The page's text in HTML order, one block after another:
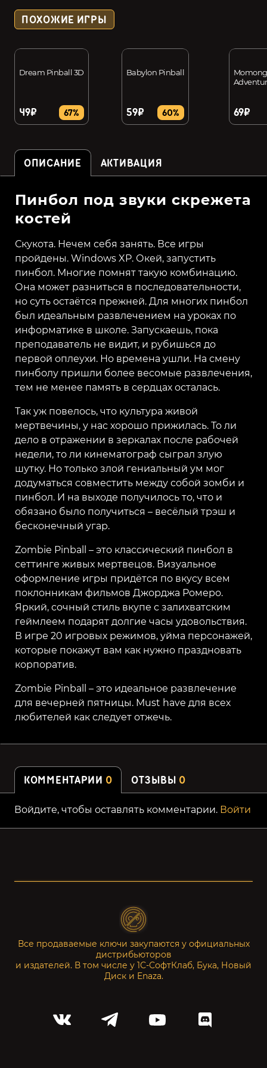
ПОХОЖИЕ ИГРЫ
Dream Pinball 3D
49₽ 67%
Babylon Pinball
59₽ 60% 69₽
ОПИСАНИЕ АКТИВАЦИЯ
Пинбол под звуки скрежета
костей
Скукота. Нечем себя занять. Все игры
пройдены. Windows XP. Окей, запустить
пинбол. Многие помнят такую комбинацию.
Она может разниться в последовательности,
но суть остаётся прежней. Для многих пинбол
был идеальным развлечением на уроках по
информатике в школе. Запускаешь, пока
преподаватель не видит, и рубишься до
первой оплеухи. Но времена ушли. На смену
пинболу пришли более весомые развлечения,
тем не менее память в сердцах осталась.
Так уж повелось, что культура живой
мертвечины, у нас хорошо прижилась. То ли
дело в отражении в зеркалах после рабочей
недели, то ли кинематограф сыграл злую
шутку. Но только злой гениальный ум мог
додуматься совместить между собой зомби и
пинбол. И на выходе получилось то, что и
обязано было получиться – весёлый трэш и
бесконечный угар.
Zombie Pinball – это классический пинбол в
сеттинге живых мертвецов. Визуальное
оформление игры придётся по вкусу всем
поклонникам фильмов Джорджа Ромеро.
Яркий, сочный стиль вкупе с залихватским
геймлеем подарят долгие часы удовольствия.
В игре 20 игровых режимов, уйма персонажей,
которые покажут вам как нужно праздновать
корпоратив.
Zombie Pinball – это идеальное развлечение
для вечерней пятницы. Must have для всех
любителей как следует отжечь.
КОММЕНТАРИИ 0 ОТЗЫВЫ 0
Войдите, чтобы оставлять комментарии. Войти
Все продаваемые ключи закупаются у официальных
дистрибьюторов
и издателей. В том числе у 1С-СофтКлаб, Бука, Новый
Диск и Enaza.